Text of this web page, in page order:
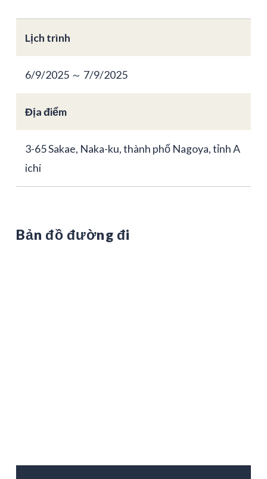
Lịch trình
6/9/2025 ～ 7/9/2025
Địa điểm
3-65 Sakae, Naka-ku, thành phố Nagoya, tỉnh A
ichi
Bản đồ đường đi